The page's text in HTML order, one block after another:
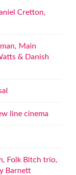
Cretton,
Main
& Danish
line cinema
Folk Bitch trio,
Barnett